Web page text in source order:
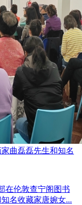
曲磊磊先生和知名
在伦敦查宁阁图书
名收藏家唐婉女...